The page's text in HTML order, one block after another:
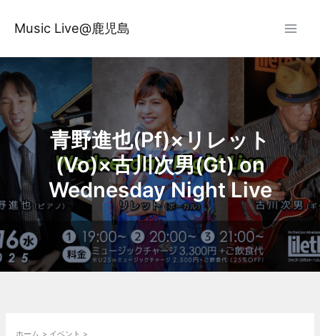
ス
キ
ッ
プ
Music Live@鹿児島
青野進也(Pf)×リレット
(Vo)×古川次男(Gt) on
Wednesday Night Live